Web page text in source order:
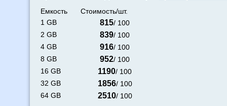
Емкость
Стоимость/шт.
1 GB
815/ 100
2 GB
839/ 100
4 GB
916/ 100
8 GB
952/ 100
16 GB
1190/ 100
32 GB
1856/ 100
64 GB
2510/ 100